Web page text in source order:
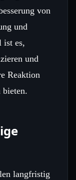
von
und
ist es,
und
Reaktion
bieten.
langfristig